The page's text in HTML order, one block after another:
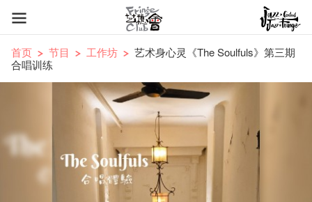
首页 节目 工作坊
艺术身心灵《The Soulfuls》第三期
合唱训练